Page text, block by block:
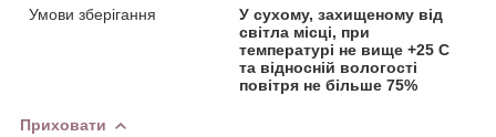
Умови зберігання
У сухому, захищеному від
світла місці, при
температурі не вище +25 С
та відносній вологості
повітря не більше 75%
Приховати